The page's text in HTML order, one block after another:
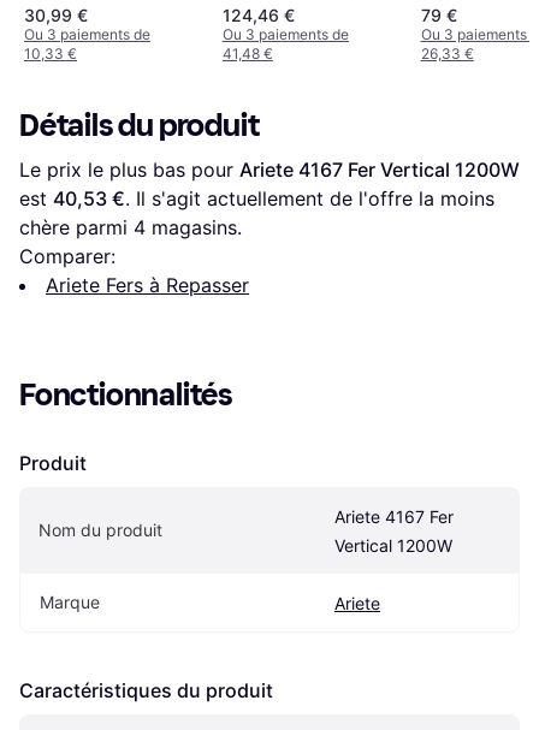
30,99 €
Ou 3 paiements de
10,33 €
124,46 €
Ou 3 paiements de
41,48 €
79 €
Ou 3 paiements
26,33 €
Détails du produit
Le prix le plus bas pour Ariete 4167 Fer Vertical 1200W
est 40,53 €. Il s'agit actuellement de l'offre la moins
chère parmi 4 magasins.
Comparer:
Ariete Fers à Repasser
Fonctionnalités
Produit
Nom du produit
Ariete 4167 Fer
Vertical 1200W
Marque Ariete
Caractéristiques du produit